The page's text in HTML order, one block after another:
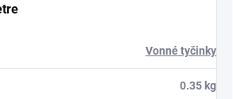
Vonné tyčinky
0.35 kg